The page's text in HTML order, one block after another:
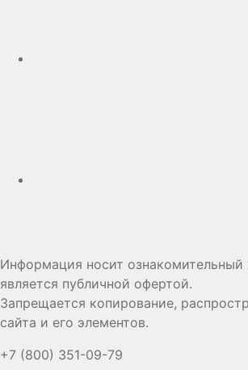
Информация носит ознакомительный
является публичной офертой.
Запрещается копирование,
сайта и его элементов.
+7 (800) 351-09-79